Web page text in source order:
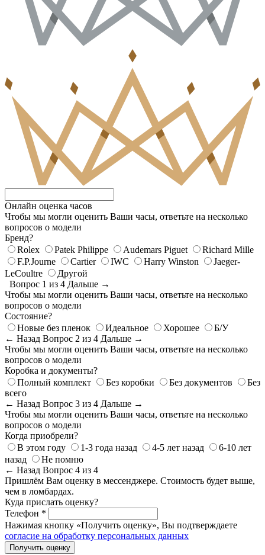
Онлайн оценка часов
Чтобы мы могли оценить Ваши часы, ответьте на несколько
вопросов о модели
Бренд?
Rolex
Patek Philippe Audemars Piguet
Richard Mille
F.P.Journe
Cartier IWC Harry Winston
Jaeger-
LeCoultre
Другой
Вопрос 1 из 4 Дальше →
Чтобы мы могли оценить Ваши часы, ответьте на несколько
вопросов о модели
Состояние?
Новые без пленок
Идеальное Хорошее
Б/У
← Назад Вопрос 2 из 4 Дальше →
Чтобы мы могли оценить Ваши часы, ответьте на несколько
вопросов о модели
Коробка и документы?
Полный комплект
Без коробки Без документов
Без
всего
← Назад Вопрос 3 из 4 Дальше →
Чтобы мы могли оценить Ваши часы, ответьте на несколько
вопросов о модели
Когда приобрели?
В этом году
1-3 года назад 4-5 лет назад
6-10 лет
назад
Не помню
← Назад Вопрос 4 из 4
Пришлём Вам оценку в мессенджере. Стоимость будет выше,
чем в ломбардах.
Куда прислать оценку?
Телефон *
Нажимая кнопку «Получить оценку», Вы подтверждаете
согласие на обработку персональных данных
Получить оценку